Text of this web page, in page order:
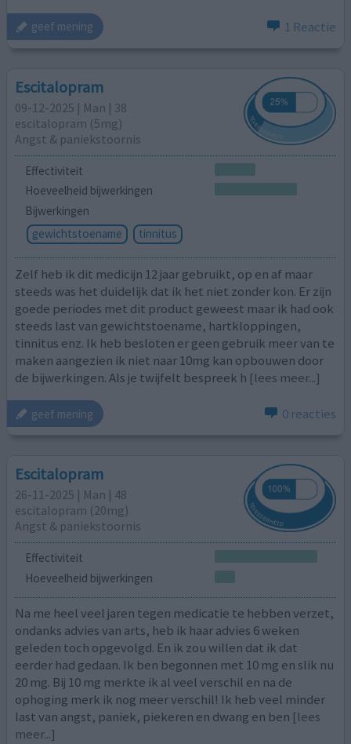
geef mening 1 Reactie
Escitalopram
09-12-2025 | Man | 38
escitalopram (5mg)
Angst & paniekstoornis
Effectiviteit
Hoeveelheid bijwerkingen
Bijwerkingen
gewichtstoename
tinnitus
Zelf heb ik dit medicijn 12 jaar gebruikt, op en af maar
steeds was het duidelijk dat ik het niet zonder kon. Er zijn
goede periodes met dit product geweest maar ik had ook
steeds last van gewichtstoename, hartkloppingen,
tinnitus enz. Ik heb besloten er geen gebruik meer van te
maken aangezien ik niet naar 10mg kan opbouwen door
de bijwerkingen. Als je twijfelt bespreek h [lees meer...]
geef mening 0 reacties
Escitalopram
26-11-2025 | Man | 48
escitalopram (20mg)
Angst & paniekstoornis
Effectiviteit
Hoeveelheid bijwerkingen
Na me heel veel jaren tegen medicatie te hebben verzet,
ondanks advies van arts, heb ik haar advies 6 weken
geleden toch opgevolgd. En ik zou willen dat ik dat
eerder had gedaan. Ik ben begonnen met 10 mg en slik nu
20 mg. Bij 10 mg merkte ik al veel verschil en na de
ophoging merk ik nog meer verschil! Ik heb veel minder
last van angst, paniek, piekeren en dwang en ben [lees
meer...]